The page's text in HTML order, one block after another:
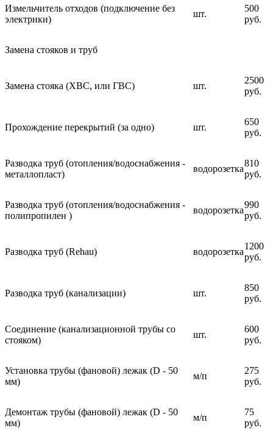
Измельчитель отходов (подключение без
электрики)
шт.
500
руб.
Замена стояков и труб
Замена стояка (ХВС, или ГВС) шт.
2500
руб.
Прохождение перекрытий (за одно) шт.
650
руб.
Разводка труб (отопления/водоснабжения -
металлопласт)
водорозетка
810
руб.
Разводка труб (отопления/водоснабжения -
полипропилен )
водорозетка
990
руб.
Разводка труб (Rehau) водорозетка
1200
руб.
Разводка труб (канализации) шт.
850
руб.
Соединение (канализационной трубы со
стояком)
шт.
600
руб.
Установка трубы (фановой) лежак (D - 50
мм)
м/п
275
руб.
Демонтаж трубы (фановой) лежак (D - 50
мм)
м/п
75
руб.